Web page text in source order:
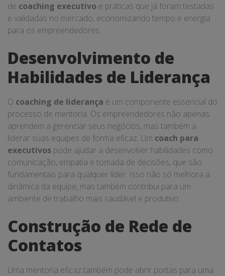
de coaching executivo e práticas que já foram testadas
e validadas no mercado, economizando tempo e energia
para os empreendedores.
Desenvolvimento de
Habilidades de Liderança
O coaching de liderança é um componente essencial do
processo de mentoria. Os empreendedores não apenas
aprendem a gerenciar seus negócios, mas também a
liderar suas equipes de forma eficaz. Um coach para
executivos pode ajudar a desenvolver habilidades como
comunicação, empatia e tomada de decisões, que são
fundamentais para qualquer líder. Isso não só melhora a
dinâmica da equipe, mas também contribui para um
ambiente de trabalho mais saudável e produtivo.
Construção de Rede de
Contatos
Uma mentoria eficaz também pode abrir portas para uma